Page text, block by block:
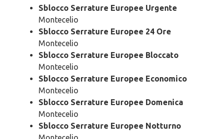
Sblocco Serrature Europee Urgente
Montecelio
Sblocco Serrature Europee 24 Ore
Montecelio
Sblocco Serrature Europee Bloccato
Montecelio
Sblocco Serrature Europee Economico
Montecelio
Sblocco Serrature Europee Domenica
Montecelio
Sblocco Serrature Europee Notturno